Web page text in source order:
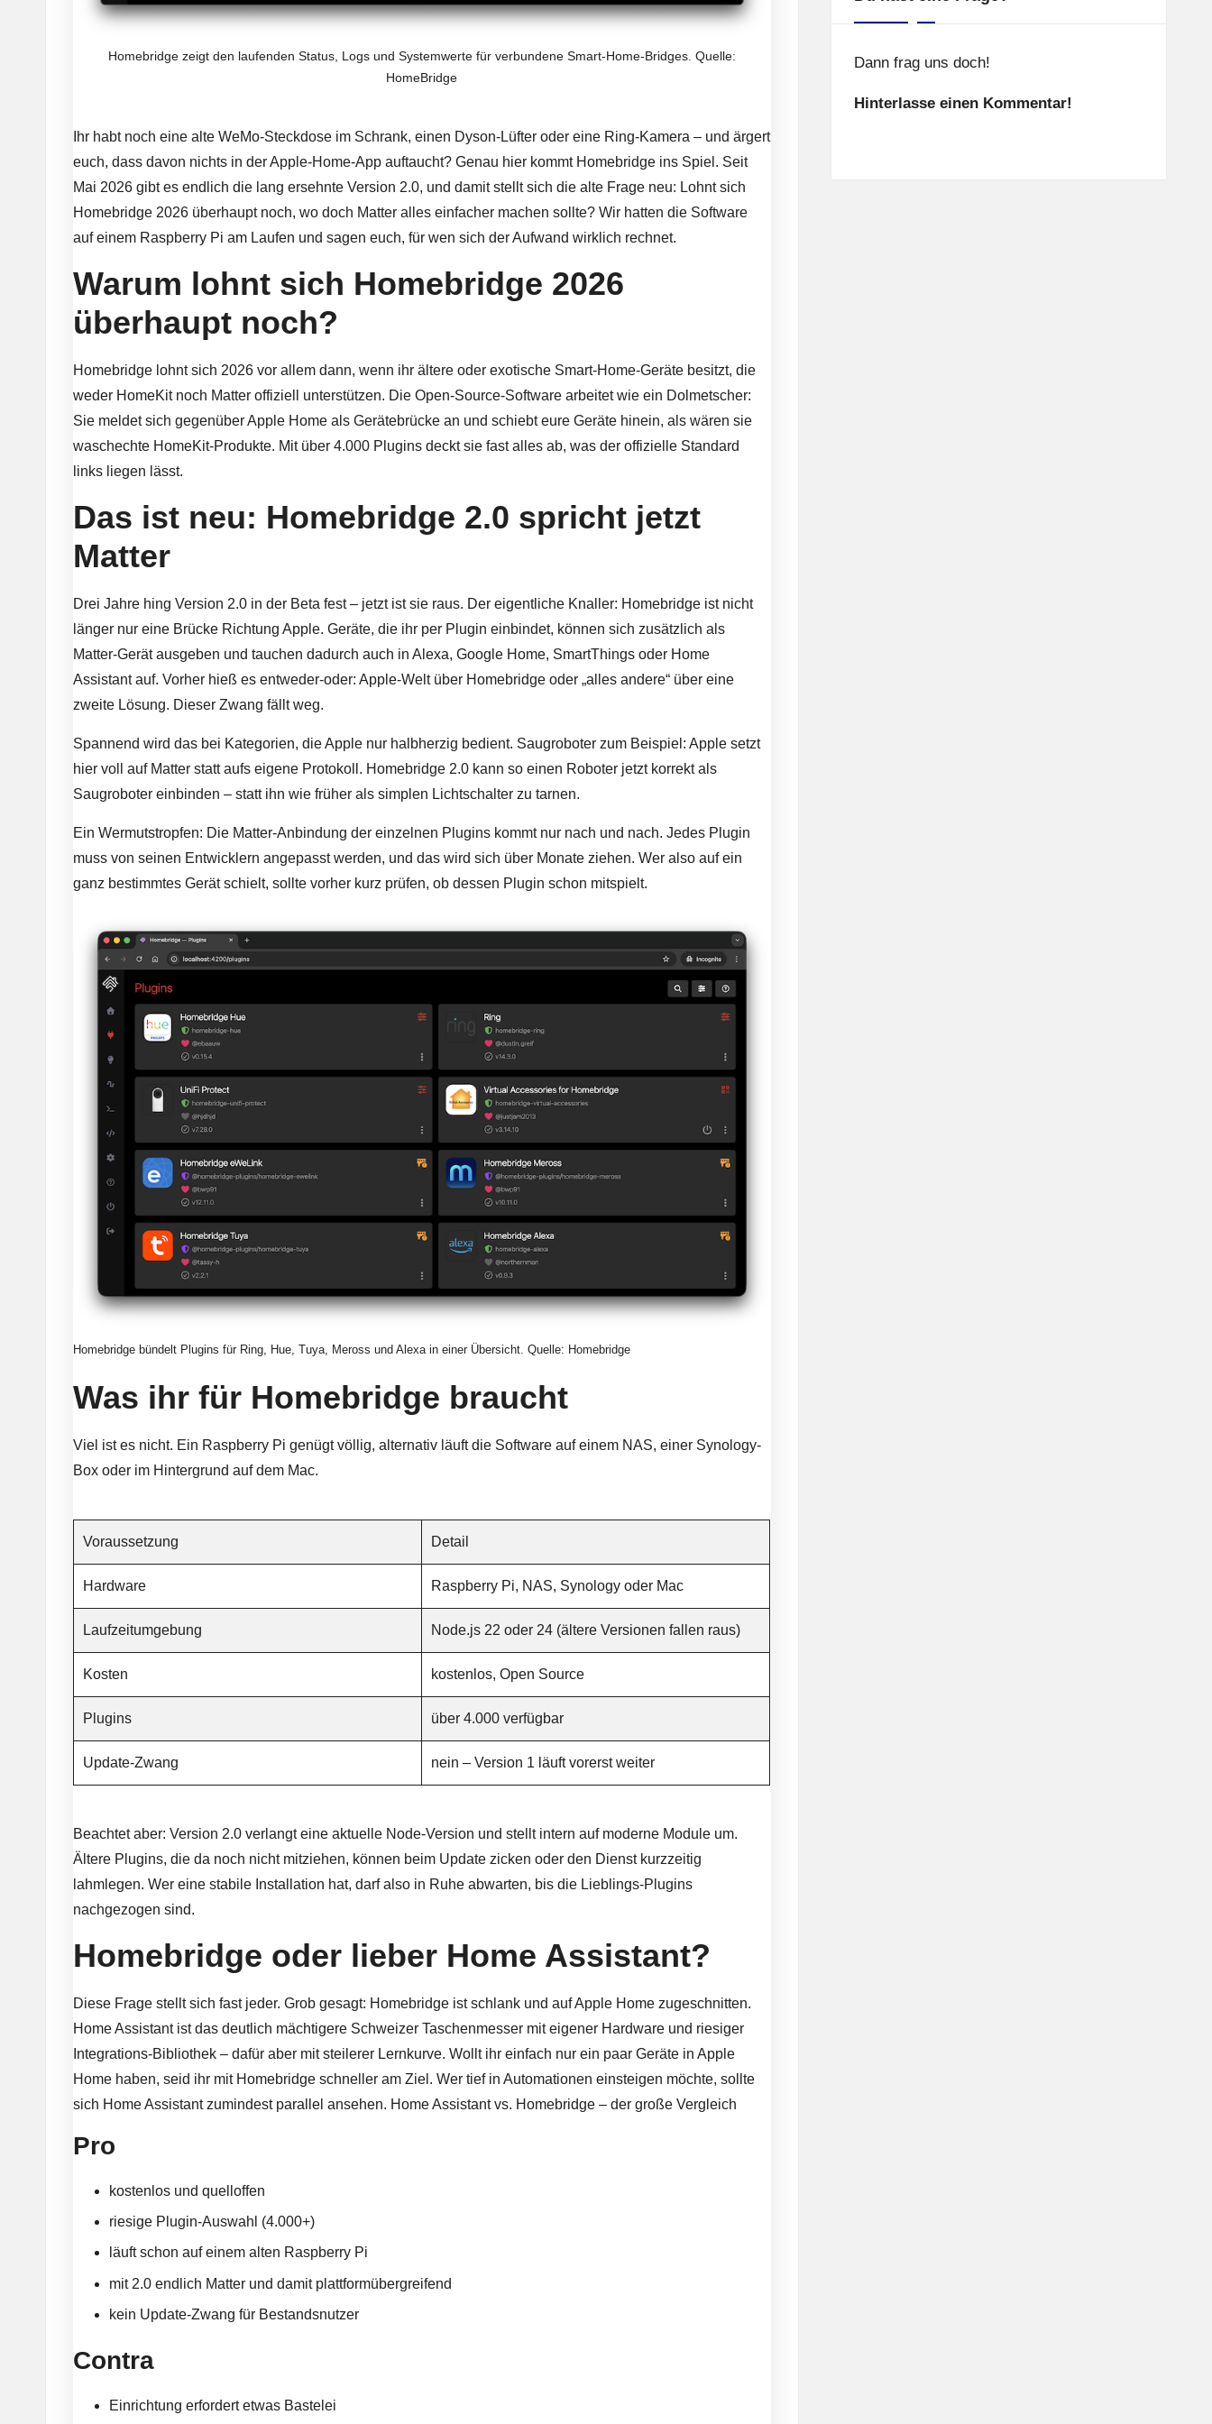
Homebridge zeigt den laufenden Status, Logs und Systemwerte für verbundene Smart-Home-Bridges. Quelle:
HomeBridge
Ihr habt noch eine alte WeMo-Steckdose im Schrank, einen Dyson-Lüfter oder eine Ring-Kamera – und ärgert
euch, dass davon nichts in der Apple-Home-App auftaucht? Genau hier kommt Homebridge ins Spiel. Seit
Mai 2026 gibt es endlich die lang ersehnte Version 2.0, und damit stellt sich die alte Frage neu: Lohnt sich
Homebridge 2026 überhaupt noch, wo doch Matter alles einfacher machen sollte? Wir hatten die Software
auf einem Raspberry Pi am Laufen und sagen euch, für wen sich der Aufwand wirklich rechnet.
Warum lohnt sich Homebridge 2026
überhaupt noch?
Homebridge lohnt sich 2026 vor allem dann, wenn ihr ältere oder exotische Smart-Home-Geräte besitzt, die
weder HomeKitnoch Matter offiziell unterstützen. Die Open-Source-Software arbeitet wie ein Dolmetscher:
Sie meldet sich gegenüber Apple Home als Gerätebrücke an und schiebt eure Geräte hinein, als wären sie
waschechte HomeKit-Produkte. Mit über 4.000 Plugins deckt sie fast alles ab, was der offizielle Standard
links liegen lässt.
Das ist neu: Homebridge 2.0 spricht jetzt
Matter
Drei Jahre hing Version 2.0 in der Beta fest – jetzt ist sie raus. Der eigentliche Knaller: Homebridge ist nicht
länger nur eine Brücke Richtung Apple. Geräte, die ihr per Plugin einbindet, können sich zusätzlich als
Matter-Gerät ausgeben und tauchen dadurch auch in Alexa, Google Home, SmartThings oder Home
Assistant auf. Vorher hieß es entweder-oder: Apple-Welt über Homebridge oder „alles andere“ über eine
zweite Lösung. Dieser Zwang fällt weg.
Spannend wird das bei Kategorien, die Apple nur halbherzig bedient. Saugroboter zum Beispiel: Apple setzt
hier voll auf Matter statt aufs eigene Protokoll. Homebridge 2.0 kann so einen Roboter jetzt korrekt als
Saugroboter einbinden – statt ihn wie früher als simplen Lichtschalter zu tarnen.
Ein Wermutstropfen: Die Matter-Anbindung der einzelnen Plugins kommt nur nach und nach. Jedes Plugin
muss von seinen Entwicklern angepasst werden, und das wird sich über Monate ziehen. Wer also auf ein
ganz bestimmtes Gerät schielt, sollte vorher kurz prüfen, ob dessen Plugin schon mitspielt.
Homebridge bündelt Plugins für Ring, Hue, Tuya, Meross und Alexa in einer Übersicht. Quelle: Homebridge
Was ihr für Homebridge braucht
Viel ist es nicht. Ein Raspberry Pi genügt völlig, alternativ läuft die Software auf einem NAS, einer Synology-
Box oder im Hintergrund auf dem Mac.
Voraussetzung Detail
Hardware Raspberry Pi, NAS, Synology oder Mac
Laufzeitumgebung Node.js 22 oder 24 (ältere Versionen fallen raus)
Kosten kostenlos, Open Source
Plugins über 4.000 verfügbar
Update-Zwang nein – Version 1 läuft vorerst weiter
Beachtet aber: Version 2.0 verlangt eine aktuelle Node-Version und stellt intern auf moderne Module um.
Ältere Plugins, die da noch nicht mitziehen, können beim Update zicken oder den Dienst kurzzeitig
lahmlegen. Wer eine stabile Installation hat, darf also in Ruhe abwarten, bis die Lieblings-Plugins
nachgezogen sind.
Homebridge oder lieber Home Assistant?
Diese Frage stellt sich fast jeder. Grob gesagt: Homebridge ist schlank und auf Apple Home zugeschnitten.
Home Assistant ist das deutlich mächtigere Schweizer Taschenmesser mit eigener Hardware und riesiger
Integrations-Bibliothek – dafür aber mit steilerer Lernkurve. Wollt ihr einfach nur ein paar Geräte in Apple
Home haben, seid ihr mit Homebridge schneller am Ziel. Wer tief in Automationen einsteigen möchte, sollte
sich Home Assistant zumindest parallel ansehen. Home Assistant vs. Homebridge – der große Vergleich
Pro
kostenlos und quelloffen
riesige Plugin-Auswahl (4.000+)
läuft schon auf einem alten Raspberry Pi
mit 2.0 endlich Matter und damit plattformübergreifend
kein Update-Zwang für Bestandsnutzer
Contra
Einrichtung erfordert etwas Bastelei
Dann frag uns doch!
Hinterlasse einen Kommentar!